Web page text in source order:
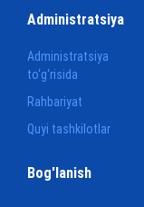
Administratsiya
Administratsiya
to‘g‘risida
Rahbariyat
Quyi tashkilotlar
Bog'lanish